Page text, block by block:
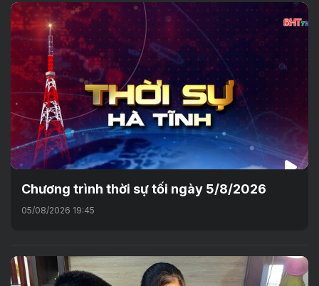
Chương trình thời sự tối ngày 5/8/2026
05/08/2026 19:45